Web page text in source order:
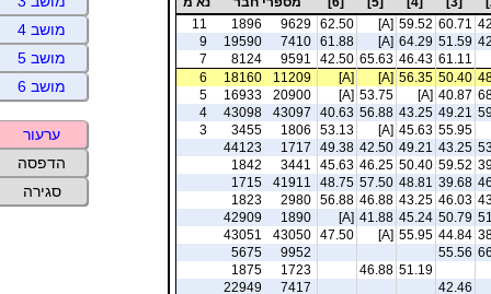
60.71
59.52
[A]
62.50
9629
1896
11
51.59
64.29
[A]
61.88
7410
19590
9
61.11
46.43
65.63
42.50
9591
8124
7
50.40
56.35
[A]
[A]
11209
18160
6
40.87
[A]
53.75
[A]
20900
16933
5
49.21
43.25
56.88
40.63
43097
43098
4
55.95
45.63
[A]
53.13
1806
3455
3
43.25
49.21
42.50
49.38
1717
44123
59.52
50.40
46.25
45.63
3441
1842
39.68
48.81
57.50
48.75
41911
1715
46.03
43.25
46.88
56.88
2980
1823
50.79
45.24
41.88
[A]
1890
42909
44.84
55.95
[A]
47.50
43050
43051
55.56
9952
5675
51.19
46.88
1723
1875
42.46
7417
22949
מושב 4
מושב 5
מושב 6
ערעור
הדפסה
סגירה